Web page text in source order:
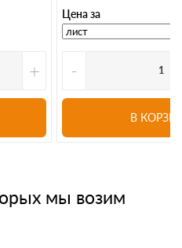
+
Цена за
-
В
мы возим